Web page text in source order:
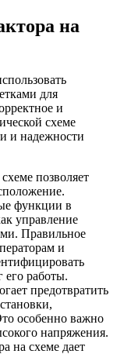
на
для
и
схеме
и надежности
позволяет
функции в
управление
Правильное
и
его работы.
предотвратить
особенно важно
напряжения.
на схеме дает